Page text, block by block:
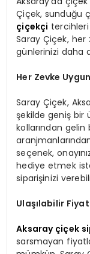
Çiçek, sunduğu
çiçekçi
Saray Çiçek, her
günlerinizi daha
Her Zevke
Saray Çiçek,
şekilde geniş bir
kollarından
seçenek,
hediye etmek
siparişinizi
Ulaşılabilir
Aksaray çiçek
sarsmayan